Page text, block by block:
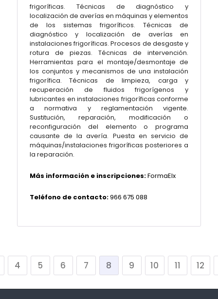
frigoríficas. Técnicas de diagnóstico y
localización de averías en máquinas y elementos
de los sistemas frigoríficos. Técnicas de
diagnóstico y localización de averías en
instalaciones frigoríficas. Procesos de desgaste y
rotura de piezas. Técnicas de intervención.
Herramientas para el montaje/desmontaje de
los conjuntos y mecanismos de una instalación
frigorífica. Técnicas de limpieza, carga y
recuperación de fluidos frigorígenos y
lubricantes en instalaciones frigoríficas conforme
a normativa y reglamentación vigente.
Sustitución, reparación, modificación o
reconfiguración del elemento o programa
causante de la avería. Puesta en servicio de
máquinas/instalaciones frigoríficas posteriores a
la reparación.
Más información e inscripciones:FormaElx
Teléfono de contacto:966 675 088
4 5 6 7 8 9 10 11 12